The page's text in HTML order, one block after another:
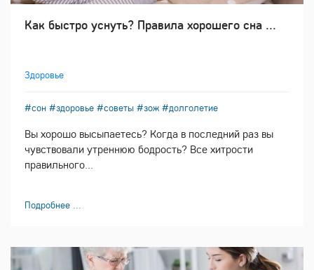
Как быстро уснуть? Правила хорошего сна ...
Здоровье
#сон #здоровье #советы #зож #долголетие
Вы хорошо высыпаетесь? Когда в последний раз вы
чувствовали утреннюю бодрость? Все хитрости
правильного...
Подробнее ...